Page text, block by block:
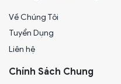
Về Chúng Tôi
Tuyển Dụng
Liên hệ
Chính Sách Chung